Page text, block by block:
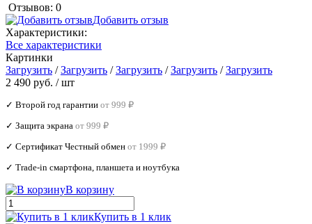
Отзывов: 0
Добавить отзыв
Характеристики:
Все характеристики
Картинки
Загрузить /Загрузить /Загрузить /Загрузить /Загрузить
2 490 руб. / шт
✓ Второй год гарантии от 999 ₽
✓ Защита экрана от 999 ₽
✓ Сертификат Честный обмен от 1999 ₽
✓ Trade‑in смартфона, планшета и ноутбука
В корзину
Купить в 1 клик